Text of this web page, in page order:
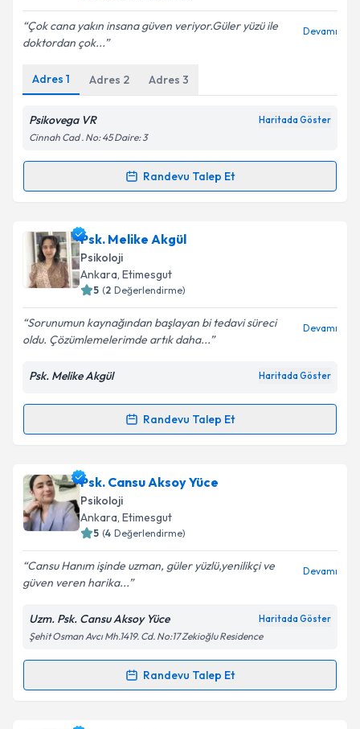
E-posta Adresiniz
Kişisel verilerimin işlenmesine ilişkinAydınlatma
Metni
'ni okudum ve kişisel verilerimin belirtilen
kapsamda işlenmesini kabul ediyorum.
Takvim Talebini Gönder
Çok cana yakın insana güven veriyor.Güler yüzü ile
doktordan çok...
Devamı
Adres 1 Adres 2 Adres 3
Psikovega VR Haritada Göster
Cinnah Cad . No: 45 Daire: 3
Randevu Talep Et
Randevu Takvimi Talebi
Uzm. Psk. Sarenur Pehlivan
talebi oluşturun. Size bu uzmandan randevu almanız
için bir takvim hazırlandığında e-posta ile
bilgilendireceğiz.
E-posta Adresiniz
'ni okudum ve kişisel verilerimin belirtilen
kapsamda işlenmesini kabul ediyorum.
Takvim Talebini Gönder
Psk. Melike Akgül
Psikoloji
Ankara, Etimesgut
5 (2 Değerlendirme)
Sorunumun kaynağından başlayan bi tedavi süreci
oldu. Çözümlemelerimde artık daha...
Devamı
Psk. Melike Akgül Haritada Göster
Randevu Talep Et
Randevu Takvimi Talebi
Psk. Melike Akgüliçin randevu takvimi talebi
oluşturun. Size bu uzmandan randevu almanız için bir
takvim hazırlandığında e-posta ile bilgilendireceğiz.
Kişisel verilerimin işlenmesine ilişkin
Aydınlatma
Metni'ni okudum ve kişisel verilerimin belirtilen
kapsamda işlenmesini kabul ediyorum.
Psk. Cansu Aksoy Yüce
Psikoloji
Ankara, Etimesgut
5 (4 Değerlendirme)
Cansu Hanım işinde uzman, güler yüzlü,yenilikçi ve
güven veren harika...
Devamı
Uzm. Psk. Cansu Aksoy Yüce Haritada Göster
Şehit Osman Avcı Mh.1419. Cd. No:17 Zekioğlu Residence
Randevu Talep Et
Randevu Takvimi Talebi